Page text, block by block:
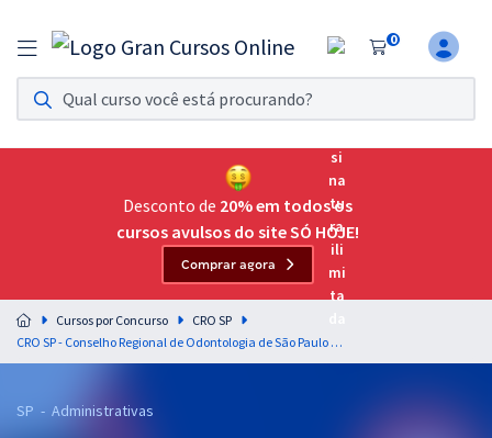
0
Assinatura Ilimitada 11
Acesso a todos os cursos. Teste grátis por 7 dias!
Assinatura OAB Até Passar
Acesso ilimitado a toda preparação para o Exame da
Residências Multiprofissionais
Preparação completa e intensiva para as principais
residências em saúde do Brasil
Desconto de 20% em todos os
cursos avulsos do site SÓ HOJE!
Comprar agora
Cursos por Concurso
CRO SP
CRO SP - Conselho Regional de Odontologia de São Paulo - Conhecimentos Básicos para os Cargos de Nível Médio
SP - Administrativas